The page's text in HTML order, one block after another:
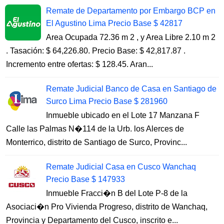
Remate de Departamento por Embargo BCP en
El Agustino Lima Precio Base $ 42817
Area Ocupada 72.36 m 2 , y Area Libre 2.10 m 2
. Tasación: $ 64,226.80. Precio Base: $ 42,817.87 .
Incremento entre ofertas: $ 128.45. Aran...
Remate Judicial Banco de Casa en Santiago de
Surco Lima Precio Base $ 281960
Inmueble ubicado en el Lote 17 Manzana F
Calle las Palmas N�114 de la Urb. los Alerces de
Monterrico, distrito de Santiago de Surco, Provinc...
Remate Judicial Casa en Cusco Wanchaq
Precio Base $ 147933
Inmueble Fracci�n B del Lote P-8 de la
Asociaci�n Pro Vivienda Progreso, distrito de Wanchaq,
Provincia y Departamento del Cusco, inscrito e...